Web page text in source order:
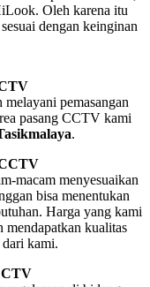
Oleh karena itu
dengan keinginan
pemasangan
pasang CCTV kami
.
macam menyesuaikan
bisa menentukan
Harga yang kami
mendapatkan kualitas
kami.